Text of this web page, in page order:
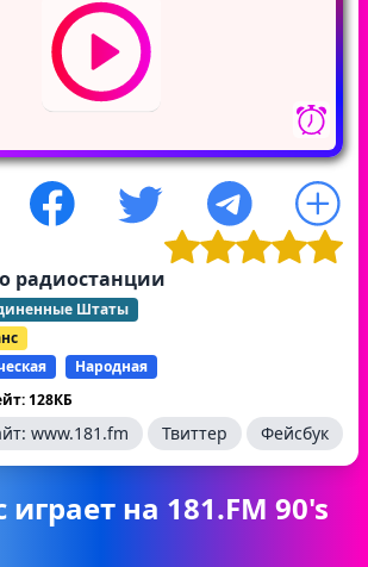
радиостанции
Штаты
Народная
128КБ
www.181.fm Твиттер Фейсбук
играет на 181.FM 90's